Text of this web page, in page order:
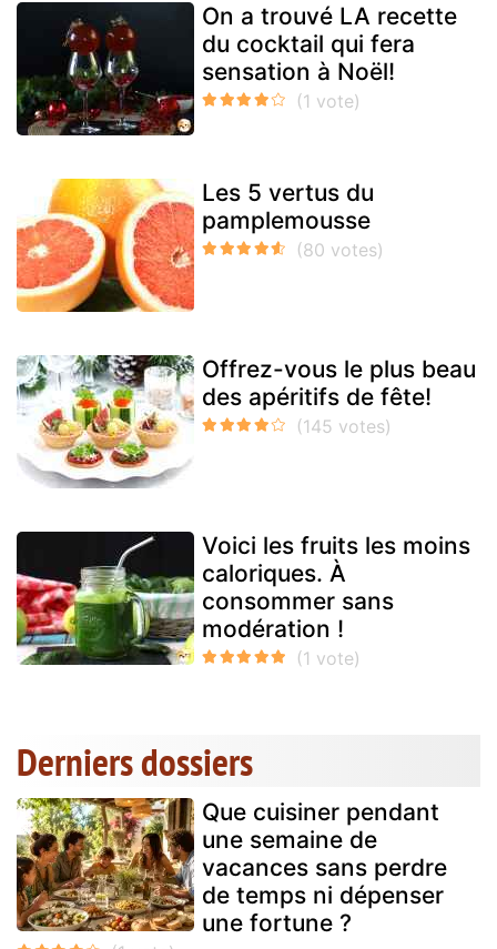
On a trouvé LA recette
du cocktail qui fera
sensation à Noël!
Les 5 vertus du
pamplemousse
Offrez-vous le plus beau
des apéritifs de fête!
Voici les fruits les moins
caloriques. À
consommer sans
modération !
Derniers dossiers
Que cuisiner pendant
une semaine de
vacances sans perdre
de temps ni dépenser
une fortune ?